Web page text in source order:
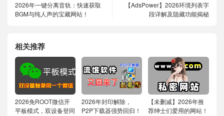
2026年一键分离音轨：快速获取
BGM与纯人声的宝藏网站！
【AdsPower】2026环境列表字
段详解及隐藏功能揭秘
相关推荐
2026免ROOT微信开
平板模式，双设备登同
2026年封印解除，
P2P下载器强势回归！
【未删减】2026年推
荐绅士们爱用的网站！